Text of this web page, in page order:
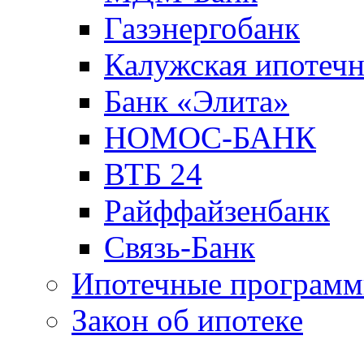
Газэнергобанк
Калужская
Банк «Элита»
НОМОС-БАНК
ВТБ 24
Райффайзенбанк
Связь-Банк
Ипотечные
Закон об ипотеке